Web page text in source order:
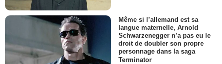
Même si l’allemand est sa
langue maternelle, Arnold
Schwarzenegger n’a pas eu le
droit de doubler son propre
personnage dans la saga
Terminator